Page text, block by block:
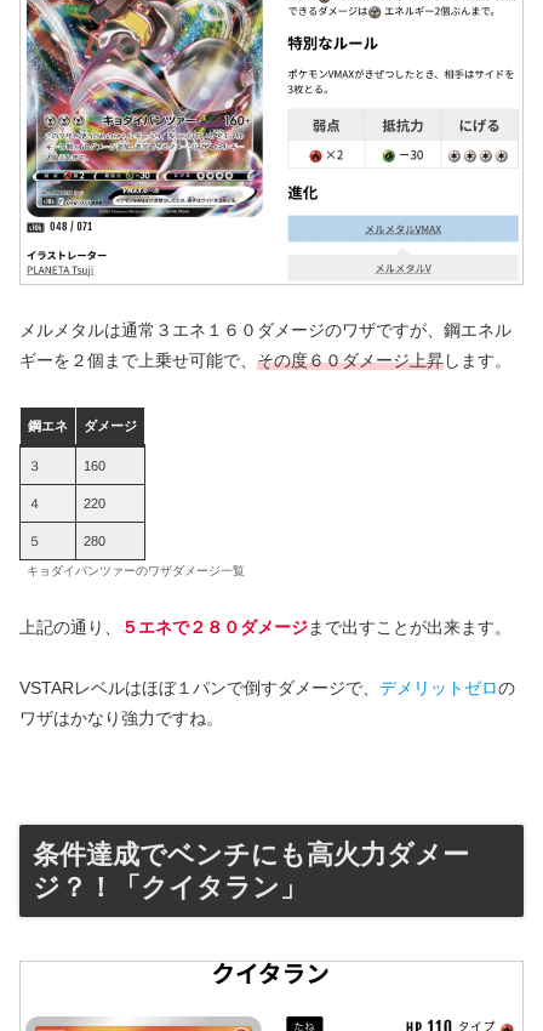
メルメタルは通常３エネ１６０ダメージのワザですが、鋼エネル
ギーを２個まで上乗せ可能で、 その度６０ダメージ上昇します。
鋼エネ ダメージ
３ 160
４ 220
５ 280
キョダイパンツァーのワザダメージ一覧
上記の通り、 ５エネで２８０ダメージまで出すことが出来ます。
VSTARレベルはほぼ１パンで倒すダメージで、 デメリットゼロの
ワザはかなり強力ですね。
条件達成でベンチにも高火力ダメー
ジ？！「クイタラン」